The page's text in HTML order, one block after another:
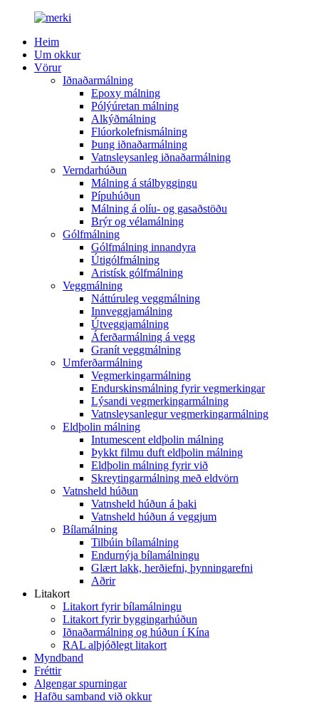
Heim
Um okkur
Vörur
Iðnaðarmálning
Epoxy málning
Pólýúretan málning
Alkýðmálning
Flúorkolefnismálning
Þung iðnaðarmálning
Vatnsleysanleg iðnaðarmálning
Verndarhúðun
Málning á stálbyggingu
Pípuhúðun
Málning á olíu- og gasaðstöðu
Brýr og vélamálning
Gólfmálning
Gólfmálning innandyra
Útigólfmálning
Aristísk gólfmálning
Veggmálning
Náttúruleg veggmálning
Innveggjamálning
Útveggjamálning
Áferðarmálning á vegg
Granít veggmálning
Umferðarmálning
Vegmerkingarmálning
Endurskinsmálning fyrir vegmerkingar
Lýsandi vegmerkingarmálning
Vatnsleysanlegur vegmerkingarmálning
Eldþolin málning
Intumescent eldþolin málning
Þykkt filmu duft eldþolin málning
Eldþolin málning fyrir við
Skreytingarmálning með eldvörn
Vatnsheld húðun
Vatnsheld húðun á þaki
Vatnsheld húðun á veggjum
Bílamálning
Tilbúin bílamálning
Endurnýja bílamálningu
Glært lakk, herðiefni, þynningarefni
Aðrir
Litakort
Litakort fyrir bílamálningu
Litakort fyrir byggingarhúðun
Iðnaðarmálning og húðun í Kína
RAL alþjóðlegt litakort
Myndband
Fréttir
Algengar spurningar
Hafðu samband við okkur